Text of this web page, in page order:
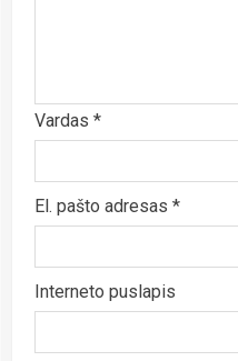
Vardas *
El. pašto adresas *
Interneto puslapis